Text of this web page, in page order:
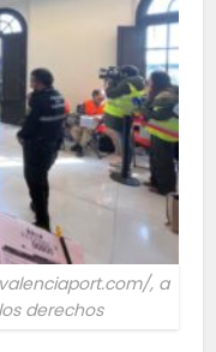
, a
derechos